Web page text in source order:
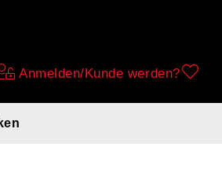
Anmelden/Kunde werden?